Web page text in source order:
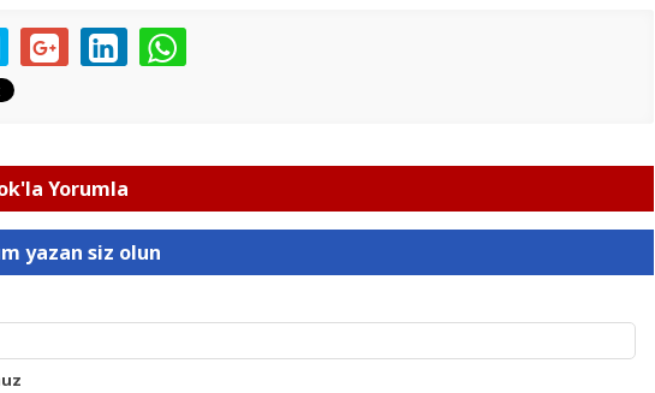
Yorumla
yazan siz olun